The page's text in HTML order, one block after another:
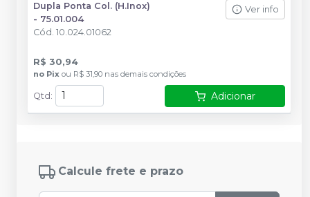
Dupla Ponta Col. (H.Inox)
- 75.01.004
Cód. 10.024.01062
Ver info
R$ 30,94
no Pix ou R$ 31,90 nas demais condições
Qtd : Adicionar
Calcule frete e prazo